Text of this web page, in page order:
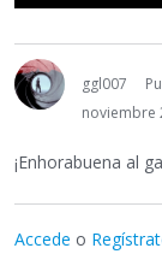
ggl007
noviembre
¡Enhorabuena al
Accede o